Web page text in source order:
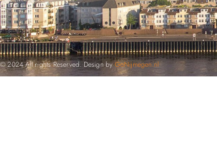
© 2024 All rights Reserved. Design byGoNijmegen.nl